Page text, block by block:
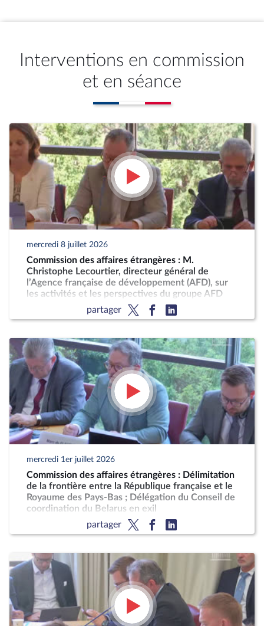
Interventions en commission
et en séance
mercredi 8 juillet 2026
Commission des affaires étrangères : M.
Christophe Lecourtier, directeur général de
l’Agence française de développement (AFD), sur
les activités et les perspectives du groupe AFD
partager
mercredi 1er juillet 2026
Commission des affaires étrangères : Délimitation
de la frontière entre la République française et le
Royaume des Pays-Bas ; Délégation du Conseil de
coordination du Belarus en exil
partager